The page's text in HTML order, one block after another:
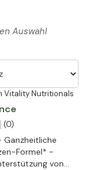
Auswahl
Vitality Nutritionals
(0)
Formel* -
von